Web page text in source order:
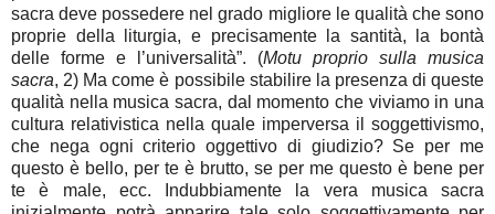
sacra deve possedere nel grado migliore le qualità che sono
proprie della liturgia, e precisamente la santità, la bontà
delle forme e l’universalità”. (Motu proprio sulla musica
sacra, 2) Ma come è possibile stabilire la presenza di queste
qualità nella musica sacra, dal momento che viviamo in una
cultura relativistica nella quale imperversa il soggettivismo,
che nega ogni criterio oggettivo di giudizio? Se per me
questo è bello, per te è brutto, se per me questo è bene per
te è male, ecc. Indubbiamente la vera musica sacra